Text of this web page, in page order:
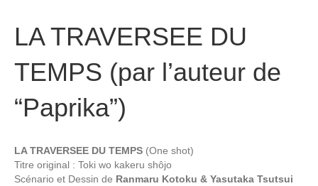
LA TRAVERSEE DU
TEMPS (par l’auteur de
“Paprika”)
LA TRAVERSEE DU TEMPS (One shot)
Titre original : Toki wo kakeru shôjo
Scénario et Dessin de Ranmaru Kotoku & Yasutaka Tsutsui